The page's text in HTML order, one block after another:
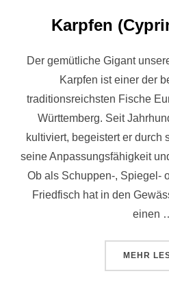
Karpfen
Der gemütliche Gigant
Karpfen ist einer der
traditionsreichsten Fische
Württemberg. Seit
kultiviert, begeistert er durch
seine Anpassungsfähigkeit
Ob als Schuppen-, Spiegel-
Friedfisch hat in den
einen
MEHR